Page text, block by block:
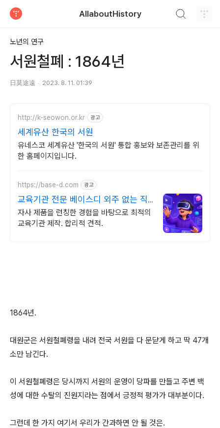
AllaboutHistory
노년의 연구
서원철폐 : 1864년
日莫途遠 2023. 8. 11. 01:39
http://k-seowon.or.kr 광고
세계유산 한국의 서원
유네스코 세계유산 '한국의 서원' 통합 홍보와 보존관리를 위
한 홈페이지입니다.
https://base-d.com 광고
교육기관 전문 베이스디 외주 없는 직
접 제작팀
자사 제품을 런칭한 경험을 바탕으로 최적의
교육기관 제작. 합리적 견적.
1864년.
대원군은 서원철폐령을 내려 전국 서원을 다 문닫게 하고 딱 47개
소만 남긴다.
이 서원철폐령은 당시까지 서원의 운영이 당파를 만들고 주변 백
성에 대한 수탈의 진원지라는 점에서 긍정적 평가가 대부분이다.
그런데 한 가지 여기서 우리가 간과하면 안 될 것은.